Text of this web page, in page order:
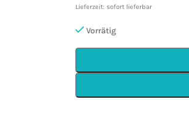
Lieferzeit: sofort lieferbar
Vorrätig